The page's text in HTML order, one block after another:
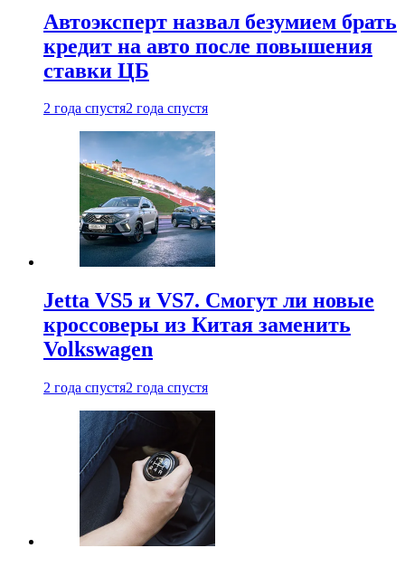
Автоэксперт назвал безумием брать
кредит на авто после повышения
ставки ЦБ
2 года спустя2 года спустя
Jetta VS5 и VS7. Смогут ли новые
кроссоверы из Китая заменить
Volkswagen
2 года спустя2 года спустя